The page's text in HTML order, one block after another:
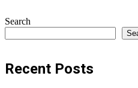
Search
Recent Posts